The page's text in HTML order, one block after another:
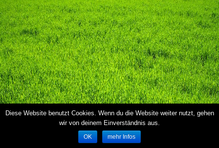
Diese Website benutzt Cookies. Wenn du die Website weiter nutzt, gehen
wir von deinem Einverständnis aus.
OK mehr Infos